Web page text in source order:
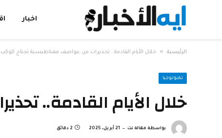
اخبار
الرئيسية » خلال الأيام القادمة.. تحذيرات من عواصف مغناطيسية تجتاح
تكنولوجيا
خلال الأيام القادمة..
بواسطة مقالة نت 21 أبريل، 2025 2 دقائق